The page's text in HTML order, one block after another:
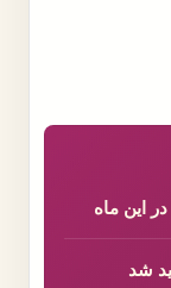
این ماه
شد